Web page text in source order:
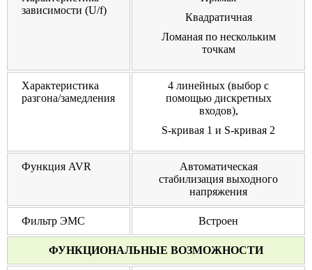
зависимости (U/f)
Квадратичная
Ломаная по нескольким
точкам
Характеристика
разгона/замедления
4 линейных (выбор с
помощью дискретных
входов),
S-кривая 1 и S-кривая 2
Функция AVR
Автоматическая
стабилизация выходного
напряжения
Фильтр ЭМС Встроен
ФУНКЦИОНАЛЬНЫЕ ВОЗМОЖНОСТИ